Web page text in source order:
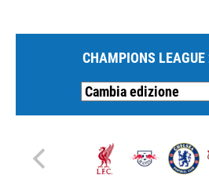
CHAMPIONS